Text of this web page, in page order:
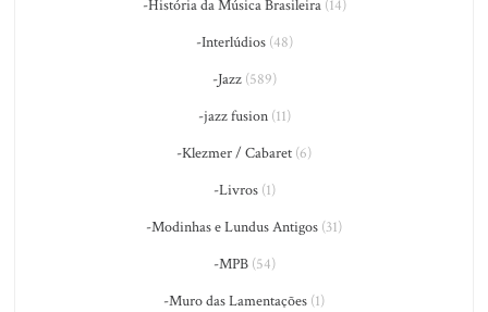
-História da Música Brasileira(14)
-Interlúdios(48)
-Jazz(589)
-jazz fusion(11)
-Klezmer / Cabaret (6)
-Livros(1)
-Modinhas e Lundus Antigos (31)
-MPB(54)
-Muro das Lamentações (1)